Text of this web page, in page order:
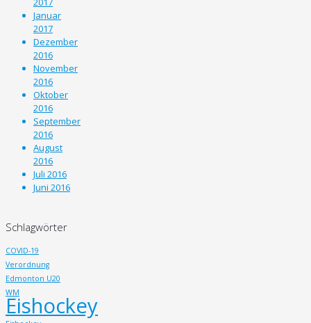
Januar
2017
Dezember
2016
November
2016
Oktober
2016
September
2016
August
2016
Juli 2016
Juni 2016
Schlagwörter
COVID-19
Verordnung
Edmonton U20
WM
Eishockey